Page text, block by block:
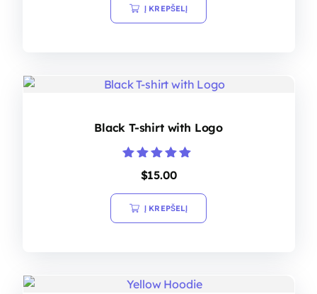
Į KREPŠELĮ
Black T-shirt with Logo
Įvertinimas:
5.00
iš 5
$15.00
Į KREPŠELĮ